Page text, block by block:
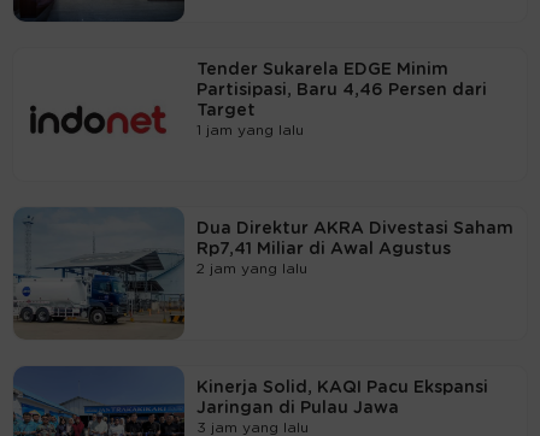
Tender Sukarela EDGE Minim
Partisipasi, Baru 4,46 Persen dari
Target
1 jam yang lalu
Dua Direktur AKRA Divestasi Saham
Rp7,41 Miliar di Awal Agustus
2 jam yang lalu
Kinerja Solid, KAQI Pacu Ekspansi
Jaringan di Pulau Jawa
3 jam yang lalu